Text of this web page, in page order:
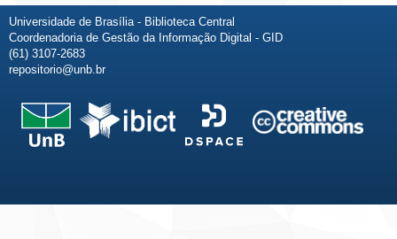
Universidade de Brasília - Biblioteca Central
Coordenadoria de Gestão da Informação Digital - GID
(61) 3107-2683
repositorio@unb.br